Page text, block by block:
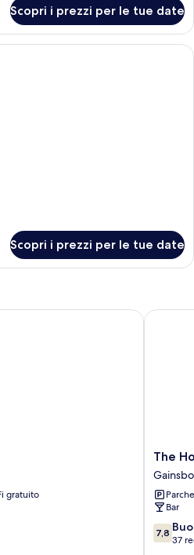
Scopri i prezzi per le tue date
Suite familiare | Biancheria da letto
Scopri i prezzi per le tue date
gratuito
The
Horse
&
Jockey
The
Bar
7.8
su
7,8
37
The